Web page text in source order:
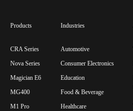
Products
CRA Series
Nova Series
Magician E6
MG400
M1 Pro
Industries
Automotive
Consumer Electronics
Education
Food & Beverage
Healthcare